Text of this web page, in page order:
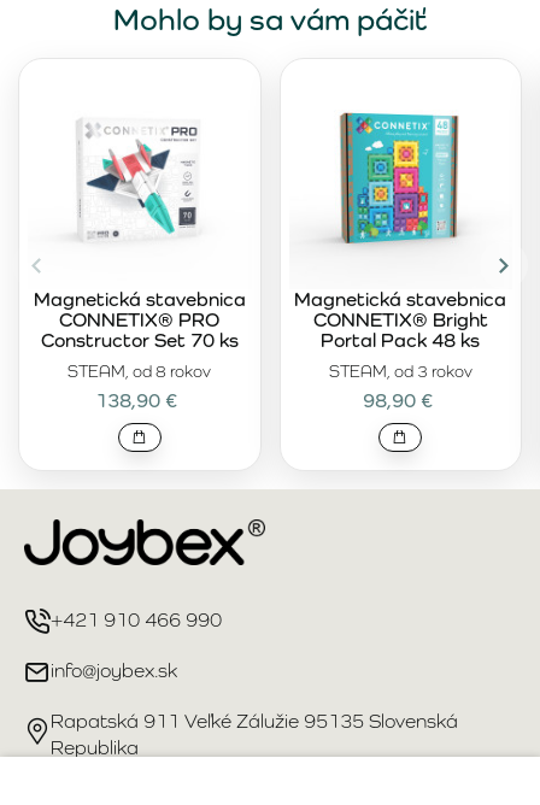
Mohlo by sa vám páčiť
STEAM, od 8 rokov
Magnetická stavebnica
CONNETIX® PRO
Constructor Set 70 ks
138,90 €
STEAM, od 3 rokov
Magnetická stavebnica
CONNETIX® Bright
Portal Pack 48 ks
98,90 €
+421 910 466 990
info@joybex.sk
Rapatská 911 Veľké Zálužie 95135 Slovenská
Republika